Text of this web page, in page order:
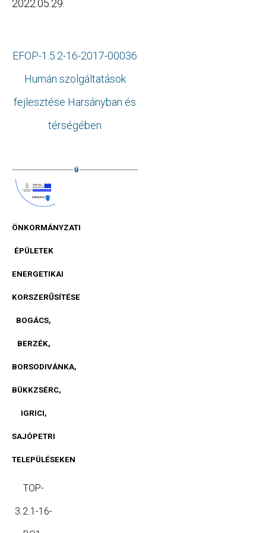
2022.05.29.
EFOP-1.5.2-16-2017-00036
Humán szolgáltatások
fejlesztése Harsányban és
térségében
ÖNKORMÁNYZATI
ÉPÜLETEK
ENERGETIKAI
KORSZERŰSÍTÉSE
BOGÁCS,
BERZÉK,
BORSODIVÁNKA,
BÜKKZSÉRC,
IGRICI,
SAJÓPETRI
TELEPÜLÉSEKEN
TOP-
3.2.1-16-